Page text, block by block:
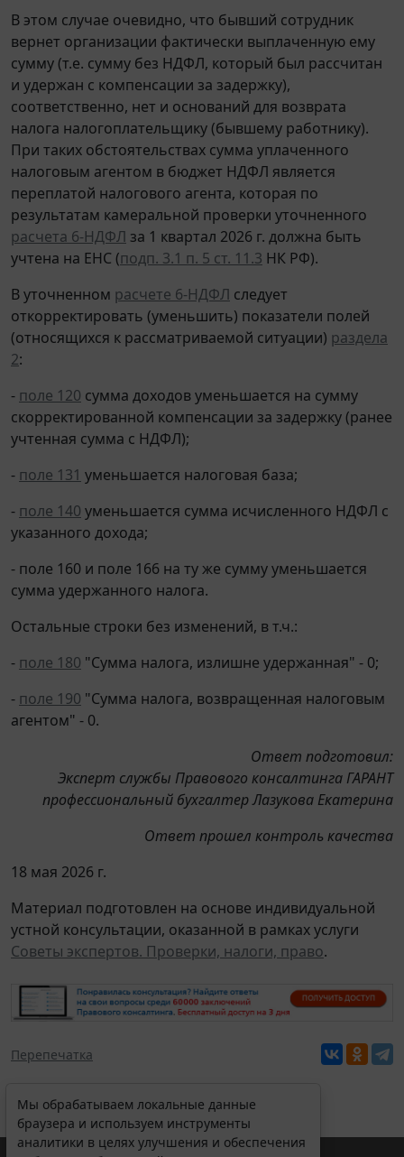
В этом случае очевидно, что бывший сотрудник
вернет организации фактически выплаченную ему
сумму (т.е. сумму без НДФЛ, который был рассчитан
и удержан с компенсации за задержку),
соответственно, нет и оснований для возврата
налога налогоплательщику (бывшему работнику).
При таких обстоятельствах сумма уплаченного
налоговым агентом в бюджет НДФЛ является
переплатой налогового агента, которая по
результатам камеральной проверки уточненного
расчета 6-НДФЛ за 1 квартал 2026 г. должна быть
учтена на ЕНС (подп. 3.1 п. 5 ст. 11.3 НК РФ).
В уточненном расчете 6-НДФЛ следует
откорректировать (уменьшить) показатели полей
(относящихся к рассматриваемой ситуации) раздела
2:
- поле 120 сумма доходов уменьшается на сумму
скорректированной компенсации за задержку (ранее
учтенная сумма с НДФЛ);
- поле 131 уменьшается налоговая база;
- поле 140 уменьшается сумма исчисленного НДФЛ с
указанного дохода;
- поле 160 и поле 166 на ту же сумму уменьшается
сумма удержанного налога.
Остальные строки без изменений, в т.ч.:
- поле 180 "Сумма налога, излишне удержанная" - 0;
- поле 190 "Сумма налога, возвращенная налоговым
агентом" - 0.
Ответ подготовил:
Эксперт службы Правового консалтинга ГАРАНТ
профессиональный бухгалтер Лазукова Екатерина
Ответ прошел контроль качества
18 мая 2026 г.
Материал подготовлен на основе индивидуальной
устной консультации, оказанной в рамках услуги
Советы экспертов. Проверки, налоги, право.
Перепечатка
Мы обрабатываем локальные данные
браузера и используем инструменты
аналитики в целях улучшения и обеспечения